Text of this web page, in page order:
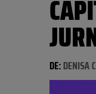
DE:DENISA